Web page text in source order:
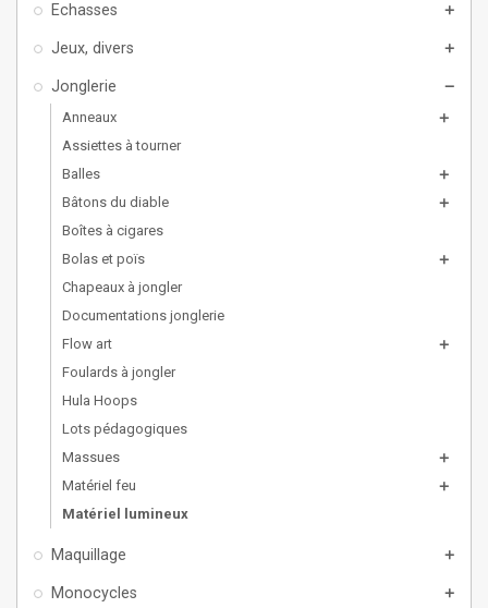
Echasses add
Jeux, divers add
Jonglerie remove
Anneaux add
Assiettes à tourner
Balles
add
Bâtons du diable add
Boîtes à cigares
Bolas et poïs
add
Chapeaux à jongler
Documentations jonglerie
Flow art
add
Foulards à jongler
Hula Hoops
Lots pédagogiques
Massues
add
Matériel feu add
Matériel lumineux
Maquillage add
Monocycles add